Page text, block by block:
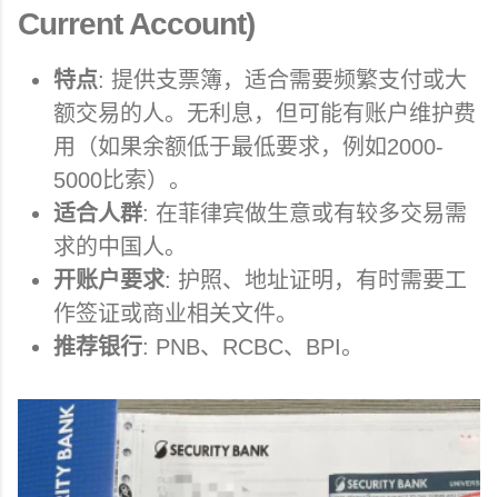
Current Account)
特点: 提供支票簿，适合需要频繁支付或大
额交易的人。无利息，但可能有账户维护费
用（如果余额低于最低要求，例如2000-
5000比索）。
适合人群: 在菲律宾做生意或有较多交易需
求的中国人。
开账户要求: 护照、地址证明，有时需要工
作签证或商业相关文件。
推荐银行: PNB、RCBC、BPI。